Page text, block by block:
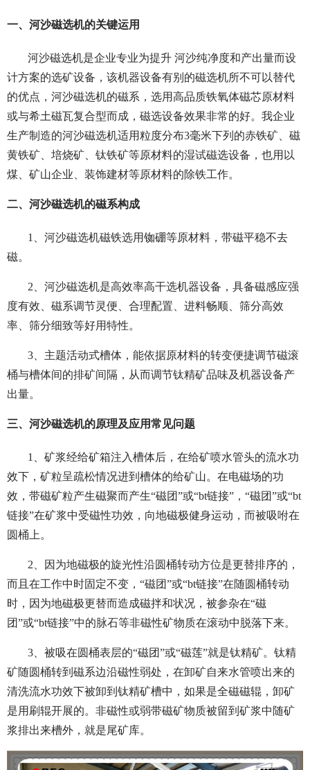
一、河沙磁选机的关键运用
河沙磁选机是企业专业为提升 河沙纯净度和产出量而设
计方案的选矿设备，该机器设备有别的磁选机所不可以替代
的优点，河沙磁选机的磁系，选用高品质铁氧体磁芯原材料
或与希土磁瓦复合型而成，磁选设备效果非常的好。我企业
生产制造的河沙磁选机适用粒度分布3毫米下列的赤铁矿、磁
黄铁矿、培烧矿、钛铁矿等原材料的湿试磁选设备，也用以
煤、矿山企业、装饰建材等原材料的除铁工作。
二、河沙磁选机的磁系构成
1、河沙磁选机磁铁选用铷硼等原材料，带磁平稳不去
磁。
2、河沙磁选机是高效率高干选机器设备，具备磁感应强
度有效、磁系调节灵便、合理配置、进料畅顺、筛分高效
率、筛分细致等好用特性。
3、主题活动式槽体，能依据原材料的转变便捷调节磁滚
桶与槽体间的排矿间隔，从而调节钛精矿品味及机器设备产
出量。
三、河沙磁选机的原理及应用常见问题
1、矿浆经给矿箱注入槽体后，在给矿喷水管头的流水功
效下，矿粒呈疏松情况进到槽体的给矿山。在电磁场的功
效，带磁矿粒产生磁聚而产生“磁团”或“bt链接”，“磁团”或“bt
链接”在矿浆中受磁性功效，向地磁极健身运动，而被吸咐在
圆桶上。
2、因为地磁极的旋光性沿圆桶转动方位是更替排序的，
而且在工作中时固定不变，“磁团”或“bt链接”在随圆桶转动
时，因为地磁极更替而造成磁拌和状况，被参杂在“磁
团”或“bt链接”中的脉石等非磁性矿物质在滚动中脱落下来。
3、被吸在圆桶表层的“磁团”或“磁莲”就是钛精矿。钛精
矿随圆桶转到磁系边沿磁性弱处，在卸矿自来水管喷出来的
清洗流水功效下被卸到钛精矿槽中，如果是全磁磁辊，卸矿
是用刷辊开展的。非磁性或弱带磁矿物质被留到矿浆中随矿
浆排出来槽外，就是尾矿库。